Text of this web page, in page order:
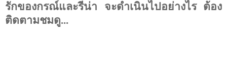
รักของกรณ์และรีน่า จะดำเนินไปอย่างไร ต้อง
ติดตามชมดู...